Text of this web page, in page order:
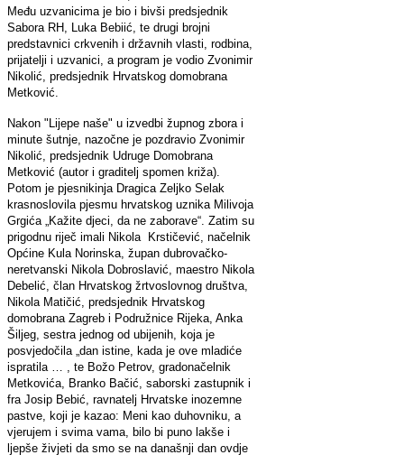
Među uzvanicima je bio i bivši predsjednik
Sabora RH, Luka Bebiić, te drugi brojni
predstavnici crkvenih i državnih vlasti, rodbina,
prijatelji i uzvanici, a program je vodio Zvonimir
Nikolić, predsjednik Hrvatskog domobrana
Metković.
Nakon "Lijepe naše" u izvedbi župnog zbora i
minute šutnje, nazočne je pozdravio Zvonimir
Nikolić, predsjednik Udruge Domobrana
Metković (autor i graditelj spomen križa).
Potom je pjesnikinja Dragica Zeljko Selak
krasnoslovila pjesmu hrvatskog uznika Milivoja
Grgića „Kažite djeci, da ne zaborave“. Zatim su
prigodnu riječ imali Nikola Krstičević, načelnik
Općine Kula Norinska, župan dubrovačko-
neretvanski Nikola Dobroslavić, maestro Nikola
Debelić, član Hrvatskog žrtvoslovnog društva,
Nikola Matičić, predsjednik Hrvatskog
domobrana Zagreb i Podružnice Rijeka, Anka
Šiljeg, sestra jednog od ubijenih, koja je
posvjedočila „dan istine, kada je ove mladiće
ispratila … , te Božo Petrov, gradonačelnik
Metkovića, Branko Bačić, saborski zastupnik i
fra Josip Bebić, ravnatelj Hrvatske inozemne
pastve, koji je kazao: Meni kao duhovniku, a
vjerujem i svima vama, bilo bi puno lakše i
ljepše živjeti da smo se na današnji dan ovdje